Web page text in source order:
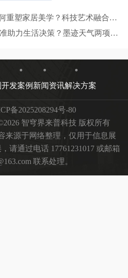
家居美学？科技艺术融合引领新时代
下一篇 : 气象服务如何精准助力生活决策？墨迹天气两项升级产品详解
开发案例 新闻资讯解决方案
备2025208294号-80
智穹界来普科技 版权所有
来源于网络整理，仅用于信息展
请通过电话 17761231017 或邮箱
联系处理。